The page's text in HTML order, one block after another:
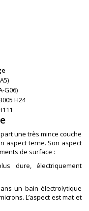
G06)
H24
une très mince couche
aspect terne. Son aspect
de surface :
dure, électriquement
un bain électrolytique
L’aspect est mat et